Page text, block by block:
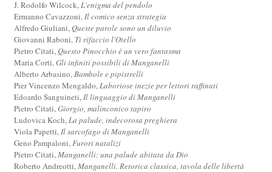
J. Rodolfo Wilcock,L'enigma del pendolo
Ermanno Cavazzoni,Il comico senza strategia
Alfredo Giuliani,Queste parole sono un diluvio
Giovanni Raboni, Ti rifaccio l'Otello
Pietro Citati,Questo Pinocchio è un vero fantasma
Maria Corti,Gli infiniti possibili di Manganelli
Alberto Arbasino,Bambole e pipistrelli
Pier Vincenzo Mengaldo,Laboriose inezie per lettori raffinati
Edoardo Sanguineti,Il linguaggio di Manganelli
Pietro Citati,Giorgio, malinconico tapiro
Ludovica Koch,La palude, indecorosa preghiera
Viola Papetti,Il sarcofago di Manganelli
Geno Pampaloni,Furori natalizi
Pietro Citati,Manganelli: una palude abitata da Dio
Roberto Andreotti,Manganelli. Retorica classica, tavola delle libertà